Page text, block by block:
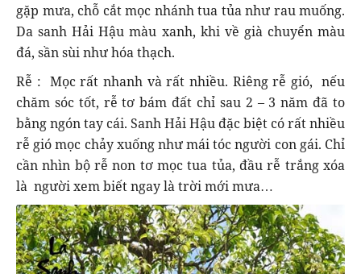
gặp mưa, chỗ cắt mọc nhánh tua tủa như rau muống.
Da sanh Hải Hậu màu xanh, khi về già chuyển màu
đá, sần sùi như hóa thạch.
Rễ : Mọc rất nhanh và rất nhiều. Riêng rễ gió, nếu
chăm sóc tốt, rễ tơ bám đất chỉ sau 2 – 3 năm đã to
bằng ngón tay cái. Sanh Hải Hậu đặc biệt có rất nhiều
rễ gió mọc chảy xuống như mái tóc người con gái. Chỉ
cần nhìn bộ rễ non tơ mọc tua tủa, đầu rễ trắng xóa
là người xem biết ngay là trời mới mưa…